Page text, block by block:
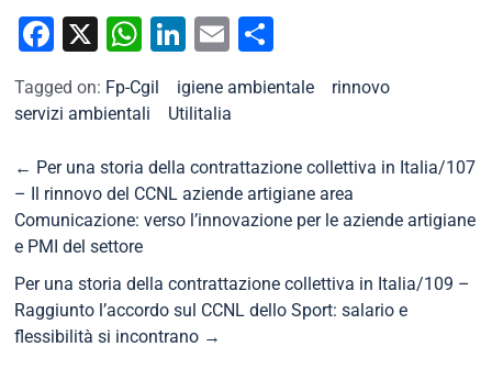
Facebook
X WhatsApp
LinkedIn
Email
Tagged on: Fp-Cgil igiene ambientale
rinnovo
servizi ambientali
Utilitalia
← Per una storia della contrattazione collettiva in Italia/107
– Il rinnovo del CCNL aziende artigiane area
Comunicazione: verso l’innovazione per le aziende artigiane
e PMI del settore
Per una storia della contrattazione collettiva in Italia/109 –
Raggiunto l’accordo sul CCNL dello Sport: salario e
flessibilità si incontrano →